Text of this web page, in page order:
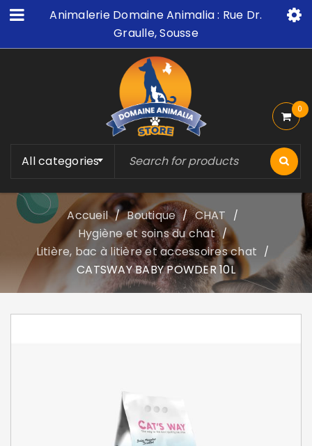
Animalerie Domaine Animalia : Rue Dr.
Graulle, Sousse
All categories
0
Accueil / Boutique / CHAT /
Hygiène et soins du chat /
Litière, bac à litière et accessoires chat /
CATSWAY BABY POWDER 10L